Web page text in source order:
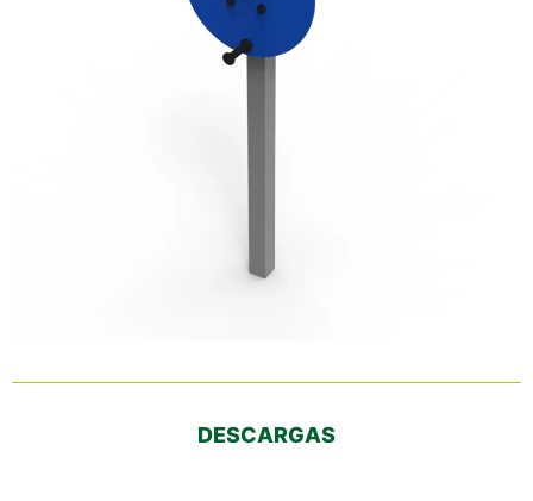
DESCARGAS